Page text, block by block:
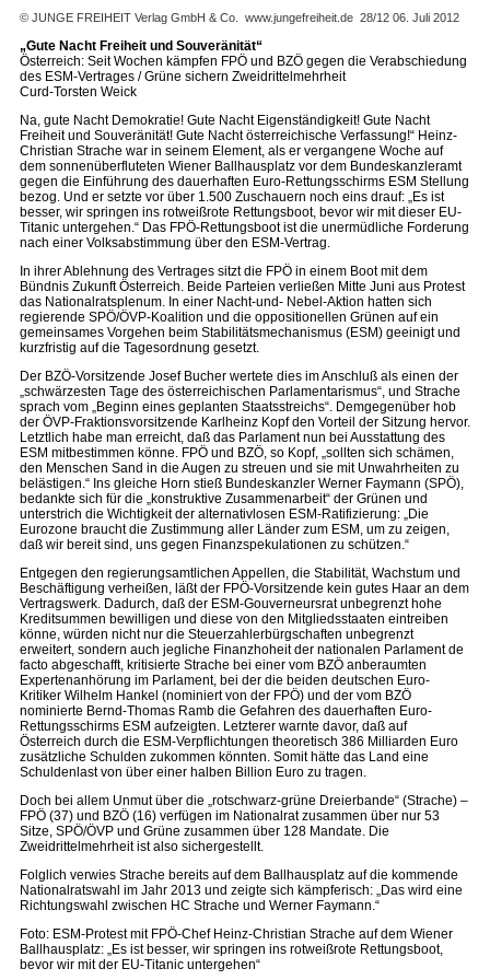
© JUNGE FREIHEIT Verlag GmbH & Co. www.jungefreiheit.de 28/12 06. Juli 2012
„Gute Nacht Freiheit und Souveränität“
Österreich: Seit Wochen kämpfen FPÖ und BZÖ gegen die Verabschiedung
des ESM-Vertrages / Grüne sichern Zweidrittelmehrheit
Curd-Torsten Weick
Na, gute Nacht Demokratie! Gute Nacht Eigenständigkeit! Gute Nacht
Freiheit und Souveränität! Gute Nacht österreichische Verfassung!“ Heinz-
Christian Strache war in seinem Element, als er vergangene Woche auf
dem sonnenüberfluteten Wiener Ballhausplatz vor dem Bundeskanzleramt
gegen die Einführung des dauerhaften Euro-Rettungsschirms ESM Stellung
bezog. Und er setzte vor über 1.500 Zuschauern noch eins drauf: „Es ist
besser, wir springen ins rotweißrote Rettungsboot, bevor wir mit dieser EU-
Titanic untergehen.“ Das FPÖ-Rettungsboot ist die unermüdliche Forderung
nach einer Volksabstimmung über den ESM-Vertrag.
In ihrer Ablehnung des Vertrages sitzt die FPÖ in einem Boot mit dem
Bündnis Zukunft Österreich. Beide Parteien verließen Mitte Juni aus Protest
das Nationalratsplenum. In einer Nacht-und- Nebel-Aktion hatten sich
regierende SPÖ/ÖVP-Koalition und die oppositionellen Grünen auf ein
gemeinsames Vorgehen beim Stabilitätsmechanismus (ESM) geeinigt und
kurzfristig auf die Tagesordnung gesetzt.
Der BZÖ-Vorsitzende Josef Bucher wertete dies im Anschluß als einen der
„schwärzesten Tage des österreichischen Parlamentarismus“, und Strache
sprach vom „Beginn eines geplanten Staatsstreichs“. Demgegenüber hob
der ÖVP-Fraktionsvorsitzende Karlheinz Kopf den Vorteil der Sitzung hervor.
Letztlich habe man erreicht, daß das Parlament nun bei Ausstattung des
ESM mitbestimmen könne. FPÖ und BZÖ, so Kopf, „sollten sich schämen,
den Menschen Sand in die Augen zu streuen und sie mit Unwahrheiten zu
belästigen.“ Ins gleiche Horn stieß Bundeskanzler Werner Faymann (SPÖ),
bedankte sich für die „konstruktive Zusammenarbeit“ der Grünen und
unterstrich die Wichtigkeit der alternativlosen ESM-Ratifizierung: „Die
Eurozone braucht die Zustimmung aller Länder zum ESM, um zu zeigen,
daß wir bereit sind, uns gegen Finanzspekulationen zu schützen.“
Entgegen den regierungsamtlichen Appellen, die Stabilität, Wachstum und
Beschäftigung verheißen, läßt der FPÖ-Vorsitzende kein gutes Haar an dem
Vertragswerk. Dadurch, daß der ESM-Gouverneursrat unbegrenzt hohe
Kreditsummen bewilligen und diese von den Mitgliedsstaaten eintreiben
könne, würden nicht nur die Steuerzahlerbürgschaften unbegrenzt
erweitert, sondern auch jegliche Finanzhoheit der nationalen Parlament de
facto abgeschafft, kritisierte Strache bei einer vom BZÖ anberaumten
Expertenanhörung im Parlament, bei der die beiden deutschen Euro-
Kritiker Wilhelm Hankel (nominiert von der FPÖ) und der vom BZÖ
nominierte Bernd-Thomas Ramb die Gefahren des dauerhaften Euro-
Rettungsschirms ESM aufzeigten. Letzterer warnte davor, daß auf
Österreich durch die ESM-Verpflichtungen theoretisch 386 Milliarden Euro
zusätzliche Schulden zukommen könnten. Somit hätte das Land eine
Schuldenlast von über einer halben Billion Euro zu tragen.
Doch bei allem Unmut über die „rotschwarz-grüne Dreierbande“ (Strache) –
FPÖ (37) und BZÖ (16) verfügen im Nationalrat zusammen über nur 53
Sitze, SPÖ/ÖVP und Grüne zusammen über 128 Mandate. Die
Zweidrittelmehrheit ist also sichergestellt.
Folglich verwies Strache bereits auf dem Ballhausplatz auf die kommende
Nationalratswahl im Jahr 2013 und zeigte sich kämpferisch: „Das wird eine
Richtungswahl zwischen HC Strache und Werner Faymann.“
Foto: ESM-Protest mit FPÖ-Chef Heinz-Christian Strache auf dem Wiener
Ballhausplatz: „Es ist besser, wir springen ins rotweißrote Rettungsboot,
bevor wir mit der EU-Titanic untergehen“